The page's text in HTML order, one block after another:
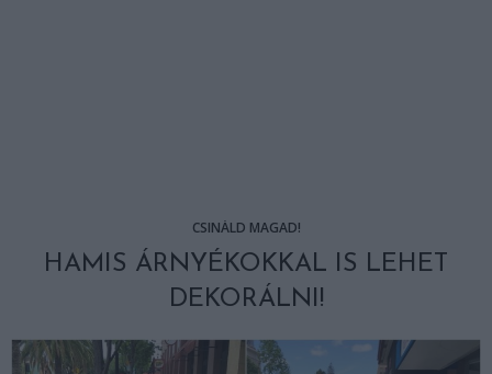
CSINÁLD MAGAD!
HAMIS ÁRNYÉKOKKAL IS LEHET
DEKORÁLNI!